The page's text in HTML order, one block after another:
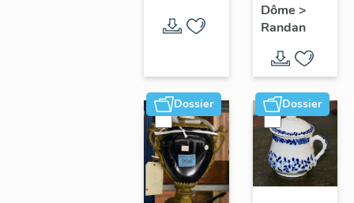
d'Orléans,
comte de
Paris
Dôme >
Randan
Dossier Dossier